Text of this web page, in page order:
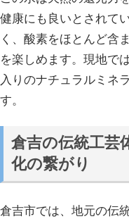
健康にも良いとされて
く、酸素をほとんど含
を楽しめます。現地で
入りのナチュラルミネ
す。
倉吉の伝統工芸
化の繋がり
倉吉市では、地元の伝